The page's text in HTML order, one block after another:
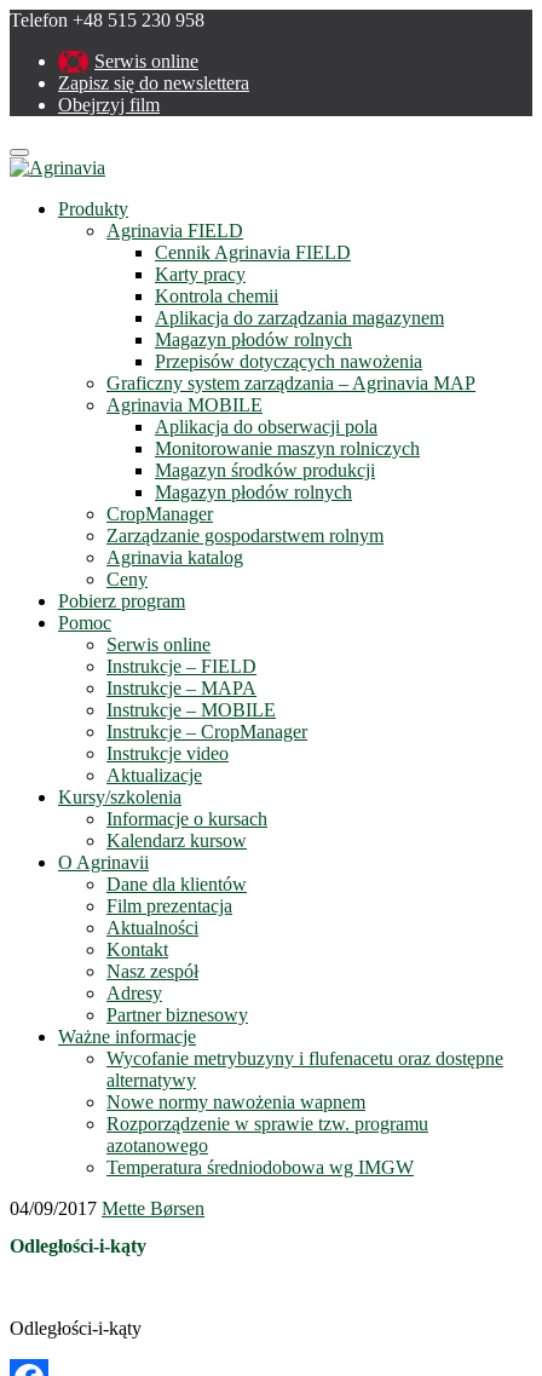
Telefon +48 515 230 958
Serwis online
Zapisz się do newslettera
Obejrzyj film
Menu
Produkty
Agrinavia FIELD
Cennik Agrinavia FIELD
Karty pracy
Kontrola chemii
Aplikacja do zarządzania magazynem
Magazyn płodów rolnych
Przepisów dotyczących nawożenia
Graficzny system zarządzania – Agrinavia MAP
Agrinavia MOBILE
Aplikacja do obserwacji pola
Monitorowanie maszyn rolniczych
Magazyn środków produkcji
Magazyn płodów rolnych
CropManager
Zarządzanie gospodarstwem rolnym
Agrinavia katalog
Ceny
Pobierz program
Pomoc
Serwis online
Instrukcje – FIELD
Instrukcje – MAPA
Instrukcje – MOBILE
Instrukcje – CropManager
Instrukcje video
Aktualizacje
Kursy/szkolenia
Informacje o kursach
Kalendarz kursow
O Agrinavii
Dane dla klientów
Film prezentacja
Aktualności
Kontakt
Nasz zespół
Adresy
Partner biznesowy
Ważne informacje
Wycofanie metrybuzyny i flufenacetu oraz dostępne
alternatywy
Nowe normy nawożenia wapnem
Rozporządzenie w sprawie tzw. programu
azotanowego
Temperatura średniodobowa wg IMGW
04/09/2017 Mette Børsen
Odległości-i-kąty
Odległości-i-kąty